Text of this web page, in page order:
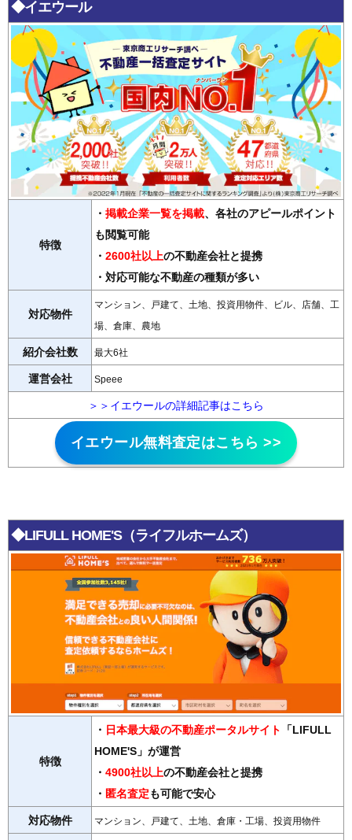
◆イエウール
特徴
・ 掲載企業一覧を掲載、各社のアピールポイント
も閲覧可能
・ 2600社以上の不動産会社と提携
・対応可能な不動産の種類が多い
対応物件
マンション、戸建て、土地、投資用物件、ビル、店舗、工
場、倉庫、農地
紹介会社数 最大6社
運営会社 Speee
＞＞イエウールの詳細記事はこちら
イエウール無料査定はこちら >>
◆LIFULL HOME'S（ライフルホームズ）
特徴
・ 日本最大級の不動産ポータルサイト
「LIFULL
HOME'S」が運営
・ 4900社以上の不動産会社と提携
・ 匿名査定も可能で安心
対応物件 マンション、戸建て、土地、倉庫・工場、投資用物件